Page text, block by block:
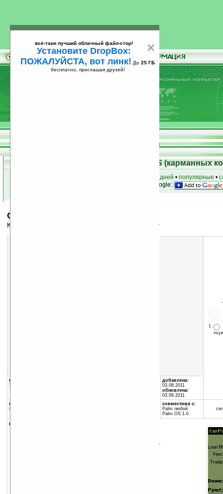
25
Скачать программы для Palm OS (карманных
за 7 дней • популярные •
на Google:
CarPal-Loan v1.7
Калькулятор для покупки автомобиля в кредит
1
группы программы:
Утилиты
добавлена:
03.08.2011
обновлена:
03.08.2011
программа:
бесплатная
совместима с:
Palm любой
Palm OS 1.0
описание:
Калькулятор для покупки автомобиля в кредит.
×
всё-таки лучший облачный файл-стор!
Установите DropBox:
ПОЖАЛУЙСТА, вот линк! До 25 ГБ
бесплатно, приглашая друзей!